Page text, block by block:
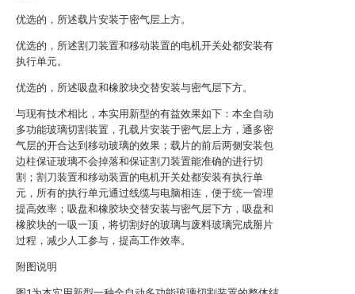
优选的，所述载片安装于密气层上方。
优选的，所述割刀装置和移动装置的电机开关处都安装有
执行单元。
优选的，所述吸盘和橡胶块交替安装与密气层下方。
与现有技术相比，本实用新型的有益效果如下：本全自动
多功能玻璃切割装置，孔载片安装于密气层上方，通多密
气层的开合达到移动玻璃的效果；载片的前后两侧安装包
边柱保证玻璃不会掉落和保证割刀装置能准确的进行切
割；割刀装置和移动装置的电机开关处都安装有执行单
元，所有的执行单元通过线缆与电脑相连，便于统一管理
提高效率；吸盘和橡胶块交替安装与密气层下方，吸盘和
橡胶块的一吸一顶，将切割好的玻璃与废料玻璃完成掰片
过程，减少人工参与，提高工作效率。
附图说明